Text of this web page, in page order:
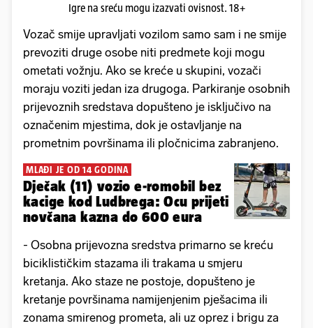
Igre na sreću mogu izazvati ovisnost. 18+
Vozač smije upravljati vozilom samo sam i ne smije
prevoziti druge osobe niti predmete koji mogu
ometati vožnju. Ako se kreće u skupini, vozači
moraju voziti jedan iza drugoga. Parkiranje osobnih
prijevoznih sredstava dopušteno je isključivo na
označenim mjestima, dok je ostavljanje na
prometnim površinama ili pločnicima zabranjeno.
MLAĐI JE OD 14 GODINA
Dječak (11) vozio e-romobil bez
kacige kod Ludbrega: Ocu prijeti
novčana kazna do 600 eura
- Osobna prijevozna sredstva primarno se kreću
biciklističkim stazama ili trakama u smjeru
kretanja. Ako staze ne postoje, dopušteno je
kretanje površinama namijenjenim pješacima ili
zonama smirenog prometa, ali uz oprez i brigu za